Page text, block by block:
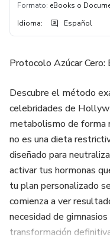
Formato: eBooks o
Idioma: Español
Protocolo Azúcar
Descubre el método
celebridades de
metabolismo de forma
no es una dieta
diseñado para
activar tus hormonas
tu plan personalizado
comienza a ver
necesidad de
transformación